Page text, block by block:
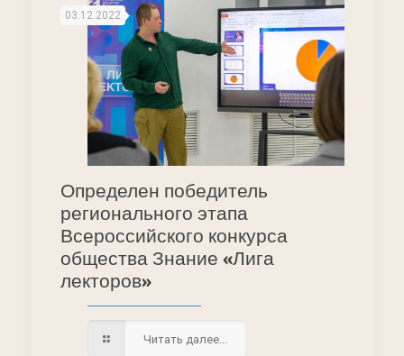
03.12.2022
Определен победитель
регионального этапа
Всероссийского конкурса
общества Знание «Лига
лекторов»
Читать далее...